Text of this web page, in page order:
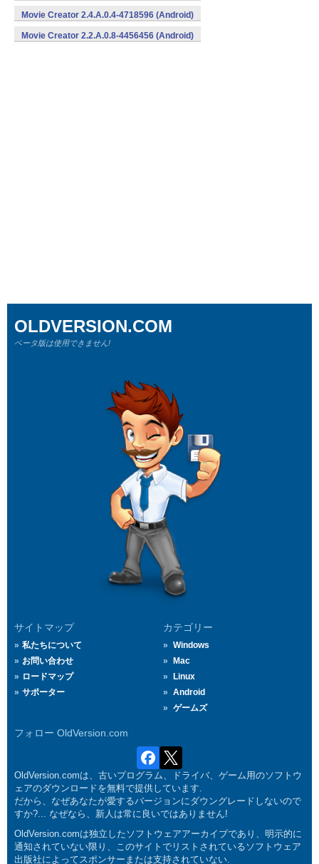
Movie Creator 2.4.A.0.4-4718596 (Android)
Movie Creator 2.2.A.0.8-4456456 (Android)
サイトマップ
私たちについて
お問い合わせ
ロードマップ
サポーター
カテゴリー
Windows
Mac
Linux
Android
ゲームズ
フォロー OldVersion.com
OLDVERSION.COM
ベータ版は使用できません!
OldVersion.comは、古いプログラム、ドライバ、ゲーム用のソフトウ
ェアのダウンロードを無料で提供しています.
だから、なぜあなたが愛するバージョンにダウングレードしないので
すか?... なぜなら、新人は常に良いではありません!
OldVersion.comは独立したソフトウェアアーカイブであり、明示的に
通知されていない限り、このサイトでリストされているソフトウェア
出版社によってスポンサーまたは支持されていない.